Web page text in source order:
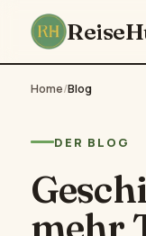
Home/Blog
DER BLOG
mehr